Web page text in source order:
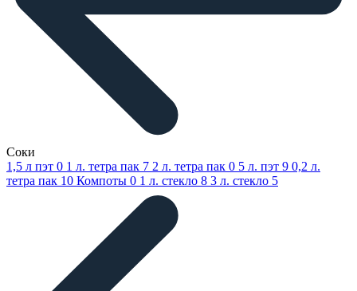
Соки
1,5 л пэт 0 1 л. тетра пак 7 2 л. тетра пак 0 5 л. пэт 9 0,2 л.
тетра пак 10 Компоты 0 1 л. стекло 8 3 л. стекло 5